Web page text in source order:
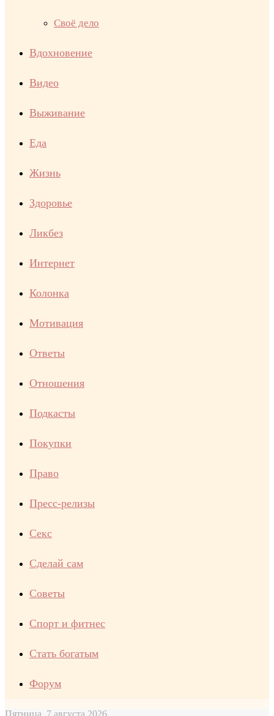
Своё дело
Вдохновение
Видео
Выживание
Еда
Жизнь
Здоровье
Ликбез
Интернет
Колонка
Мотивация
Ответы
Отношения
Подкасты
Покупки
Право
Пресс-релизы
Секс
Сделай сам
Советы
Спорт и фитнес
Стать богатым
Форум
Пятница, 7 августа 2026